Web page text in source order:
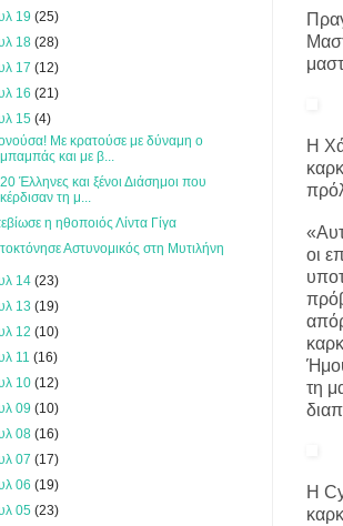
Η
οι
τη
Η
19 (25)
18 (28)
17 (12)
16 (21)
15 (4)
Με κρατούσε με δύναμη ο
μπαμπάς και με β...
Έλληνες και ξένοι Διάσημοι που
κέρδισαν τη μ...
η ηθοποιός Λίντα Γίγα
Αστυνομικός στη Μυτιλήνη
14 (23)
13 (19)
12 (10)
11 (16)
10 (12)
09 (10)
08 (16)
07 (17)
06 (19)
05 (23)